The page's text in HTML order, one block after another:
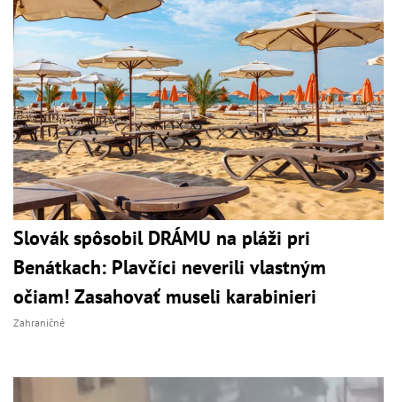
Slovák spôsobil DRÁMU na pláži pri
Benátkach: Plavčíci neverili vlastným
očiam! Zasahovať museli karabinieri
Zahraničné